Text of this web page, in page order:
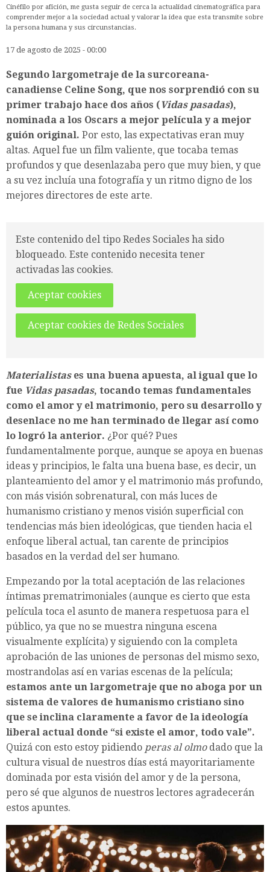
Cinéfilo por afición, me gusta seguir de cerca la actualidad cinematográfica para
comprender mejor a la sociedad actual y valorar la idea que esta transmite sobre
la persona humana y sus circunstancias.
17 de agosto de 2025 - 00:00
Segundo largometraje de la surcoreana-
canadiense Celine Song, que nos sorprendió con su
primer trabajo hace dos años ( Vidas pasadas),
nominada a los Oscars a mejor película y a mejor
guión original. Por esto, las expectativas eran muy
altas. Aquel fue un film valiente, que tocaba temas
profundos y que desenlazaba pero que muy bien, y que
a su vez incluía una fotografía y un ritmo digno de los
mejores directores de este arte.
Este contenido del tipo Redes Sociales ha sido
bloqueado. Este contenido necesita tener
activadas las cookies.
Aceptar cookies
Aceptar cookies de Redes Sociales
Materialistases una buena apuesta, al igual que lo
fue Vidas pasadas, tocando temas fundamentales
como el amor y el matrimonio, pero su desarrollo y
desenlace no me han terminado de llegar así como
lo logró la anterior. ¿Por qué? Pues
fundamentalmente porque, aunque se apoya en buenas
ideas y principios, le falta una buena base, es decir, un
planteamiento del amor y el matrimonio más profundo,
con más visión sobrenatural, con más luces de
humanismo cristiano y menos visión superficial con
tendencias más bien ideológicas, que tienden hacia el
enfoque liberal actual, tan carente de principios
basados en la verdad del ser humano.
Empezando por la total aceptación de las relaciones
íntimas prematrimoniales (aunque es cierto que esta
película toca el asunto de manera respetuosa para el
público, ya que no se muestra ninguna escena
visualmente explícita) y siguiendo con la completa
aprobación de las uniones de personas del mismo sexo,
mostrandolas así en varias escenas de la película;
estamos ante un largometraje que no aboga por un
sistema de valores de humanismo cristiano sino
que se inclina claramente a favor de la ideología
liberal actual donde “si existe el amor, todo vale”.
Quizá con esto estoy pidiendo peras al olmodado que la
cultura visual de nuestros días está mayoritariamente
dominada por esta visión del amor y de la persona,
pero sé que algunos de nuestros lectores agradecerán
estos apuntes.